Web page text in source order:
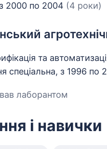
2000 по 2004 (4 роки)
та
спеціальна, з 1996 по
лаборантом
і навички